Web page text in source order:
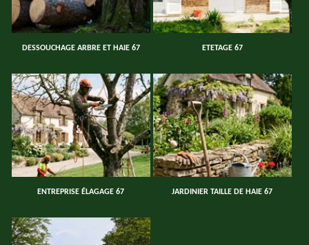
DESSOUCHAGE ARBRE ET HAIE 67 ETETAGE 67
ENTREPRISE ÉLAGAGE 67 JARDINIER TAILLE DE HAIE 67